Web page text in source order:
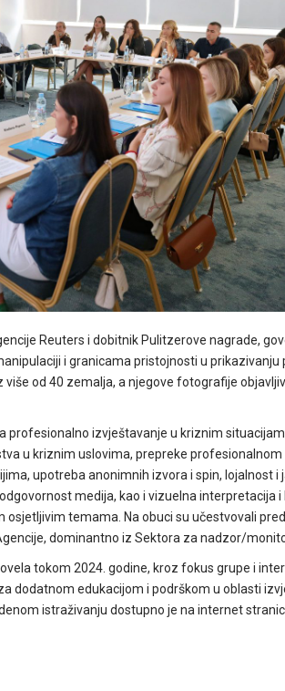
Reuters i dobitnik Pulitzerove nagrade,
i granicama pristojnosti u prikazivanju
od 40 zemalja, a njegove fotografije
profesionalno izvještavanje u kriznim
u kriznim uslovima, prepreke profesionalnom
upotreba anonimnih izvora i spin, lojalnost i
medija, kao i vizuelna interpretacija i
temama. Na obuci su učestvovali
dominantno iz Sektora za nadzor/
tokom 2024. godine, kroz fokus grupe i
dodatnom edukacijom i podrškom u oblasti
istraživanju dostupno je na internet